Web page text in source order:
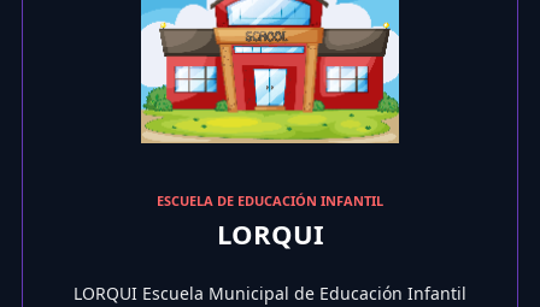
ESCUELA DE EDUCACIÓN INFANTIL
LORQUI
LORQUI Escuela Municipal de Educación Infantil